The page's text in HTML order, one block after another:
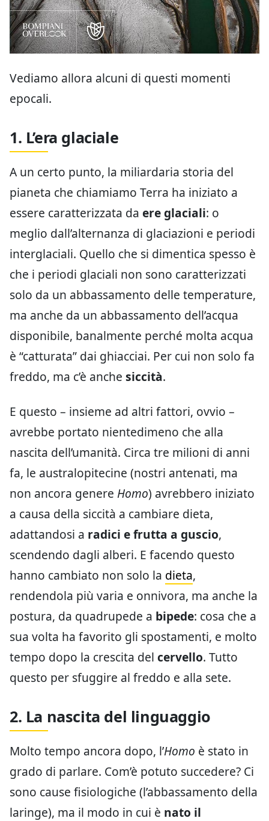
Vediamo allora alcuni di questi momenti
epocali.
1. L’era glaciale
A un certo punto, la miliardaria storia del
pianeta che chiamiamo Terra ha iniziato a
essere caratterizzata da ere glaciali: o
meglio dall’alternanza di glaciazioni e periodi
interglaciali. Quello che si dimentica spesso è
che i periodi glaciali non sono caratterizzati
solo da un abbassamento delle temperature,
ma anche da un abbassamento dell’acqua
disponibile, banalmente perché molta acqua
è “catturata” dai ghiacciai. Per cui non solo fa
freddo, ma c’è anche siccità.
E questo – insieme ad altri fattori, ovvio –
avrebbe portato nientedimeno che alla
nascita dell’umanità. Circa tre milioni di anni
fa, le australopitecine (nostri antenati, ma
non ancora genere Homo) avrebbero iniziato
a causa della siccità a cambiare dieta,
adattandosi a radici e frutta a guscio,
scendendo dagli alberi. E facendo questo
hanno cambiato non solo la dieta,
rendendola più varia e onnivora, ma anche la
postura, da quadrupede a bipede: cosa che a
sua volta ha favorito gli spostamenti, e molto
tempo dopo la crescita del cervello. Tutto
questo per sfuggire al freddo e alla sete.
2. La nascita del linguaggio
Molto tempo ancora dopo, l’Homo è stato in
grado di parlare. Com’è potuto succedere? Ci
sono cause fisiologiche (l’abbassamento della
laringe), ma il modo in cui è nato il